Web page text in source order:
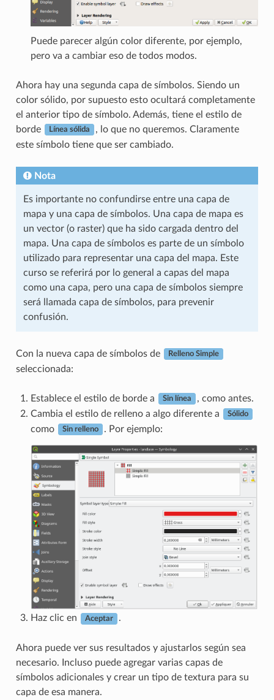
Puede parecer algún color diferente, por ejemplo,
pero va a cambiar eso de todos modos.
Ahora hay una segunda capa de símbolos. Siendo un
color sólido, por supuesto esto ocultará completamente
el anterior tipo de símbolo. Además, tiene el estilo de
borde
Línea sólida
, lo que no queremos. Claramente
este símbolo tiene que ser cambiado.
Nota
Es importante no confundirse entre una capa de
mapa y una capa de símbolos. Una capa de mapa es
un vector (o raster) que ha sido cargada dentro del
mapa. Una capa de símbolos es parte de un símbolo
utilizado para representar una capa del mapa. Este
curso se referirá por lo general a capas del mapa
como una capa, pero una capa de símbolos siempre
será llamada capa de símbolos, para prevenir
confusión.
Con la nueva capa de símbolos de Relleno Simple
seleccionada:
Establece el estilo de borde a Sin línea
, como antes.
Cambia el estilo de relleno a algo diferente a
Sólido
como Sin relleno . Por ejemplo:
Haz clic en Aceptar .
Ahora puede ver sus resultados y ajustarlos según sea
necesario. Incluso puede agregar varias capas de
símbolos adicionales y crear un tipo de textura para su
capa de esa manera.